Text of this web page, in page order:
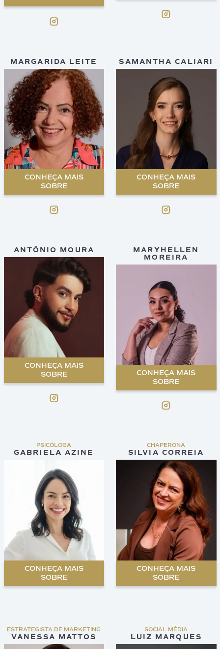
MARGARIDA LEITE
CONHEÇA MAIS
SOBRE
SAMANTHA CALIARI
CONHEÇA MAIS
SOBRE
ANTÔNIO MOURA
CONHEÇA MAIS
SOBRE
MARYHELLEN
MOREIRA
CONHEÇA MAIS
SOBRE
PSICÓLOGA
GABRIELA AZINE
CONHEÇA MAIS
SOBRE
CHAPERONA
SILVIA CORREIA
CONHEÇA MAIS
SOBRE
ESTRATEGISTA DE MARKETING
VANESSA MATTOS
SOCIAL MÉDIA
LUIZ MARQUES